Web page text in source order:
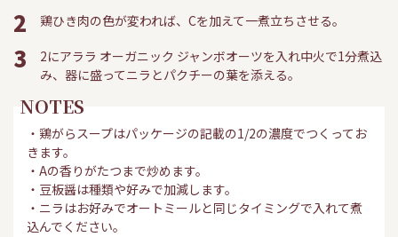
2 鶏ひき肉の色が変われば、Cを加えて一煮立ちさせる。
3
2にアララ オーガニック ジャンボオーツを入れ中火で1分煮込
み、器に盛ってニラとパクチーの葉を添える。
NOTES
・鶏がらスープはパッケージの記載の1/2の濃度でつくってお
きます。
・Aの香りがたつまで炒めます。
・豆板醤は種類や好みで加減します。
・ニラはお好みでオートミールと同じタイミングで入れて煮
込んでください。